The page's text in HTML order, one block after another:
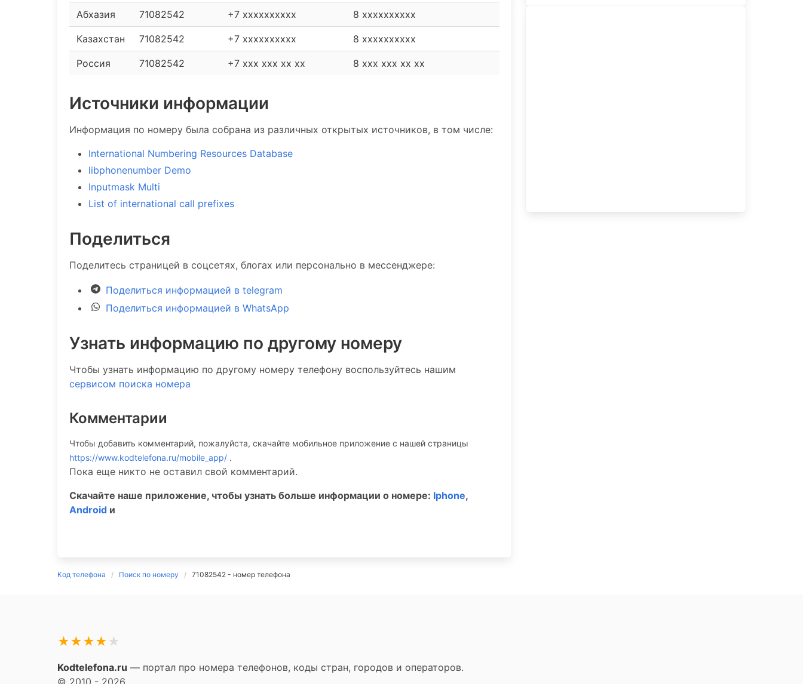
Абхазия 71082542 +7 xxxxxxxxxx 8 xxxxxxxxxx
Казахстан 71082542 +7 xxxxxxxxxx 8 xxxxxxxxxx
Россия 71082542 +7 xxx xxx xx xx 8 xxx xxx xx xx
Источники информации
Информация по номеру была собрана из различных открытых источников, в том числе:
International Numbering Resources Database
libphonenumber Demo
Inputmask Multi
List of international call prefixes
Поделиться
Поделитесь страницей в соцсетях, блогах или персонально в мессенджере:
Поделиться информацией в telegram
Поделиться информацией в WhatsApp
Узнать информацию по другому номеру
Чтобы узнать информацию по другому номеру телефону воспользуйтесь нашим
сервисом поиска номера
Комментарии
Чтобы добавить комментарий, пожалуйста, скачайте мобильное приложение c нашей страницы
https://www.kodtelefona.ru/mobile_app/ .
Пока еще никто не оставил свой комментарий.
Скачайте наше приложение, чтобы узнать больше информации о номере: Iphone,
Android и
Код телефона Поиск по номеру 71082542 - номер телефона
★
★
★
★
★
Kodtelefona.ru — портал про номера телефонов, коды стран, городов и операторов.
© 2010 - 2026